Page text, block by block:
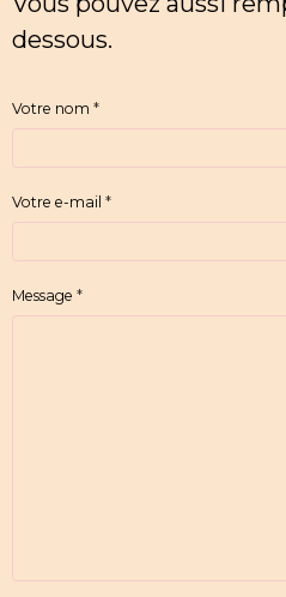
dessous.
Votre nom
Votre e-mail
Message